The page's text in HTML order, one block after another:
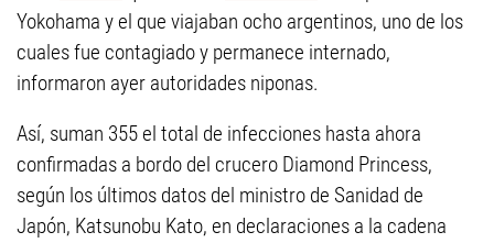
Yokohama y el que viajaban ocho argentinos, uno de los
cuales fue contagiado y permanece internado,
informaron ayer autoridades niponas.
Así, suman 355 el total de infecciones hasta ahora
confirmadas a bordo del crucero Diamond Princess,
según los últimos datos del ministro de Sanidad de
Japón, Katsunobu Kato, en declaraciones a la cadena